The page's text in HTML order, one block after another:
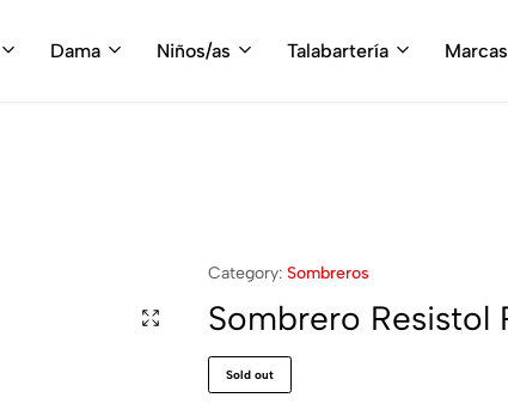
Dama Niños/as Talabartería Marcas
Category: Sombreros
Sombrero Resistol
Sold out